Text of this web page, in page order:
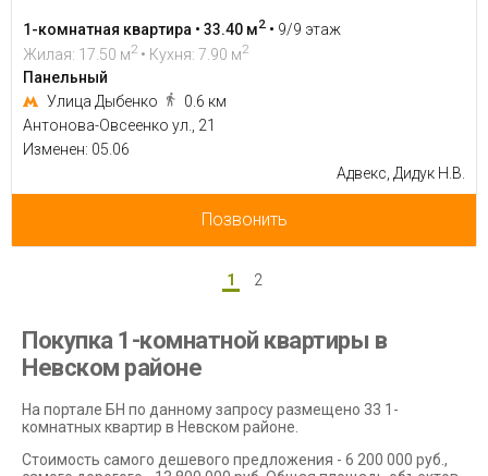
1-комнатная квартира • 33.40 м2 • 9/9 этаж
Жилая: 17.50 м2 • Кухня: 7.90 м2
Панельный
Улица Дыбенко
0.6 км
Антонова-Овсеенко ул., 21
Изменен: 05.06
Адвекс, Дидук Н.В.
Позвонить
1 2
Покупка 1-комнатной квартиры в
Невском районе
На портале БН по данному запросу размещено 33 1-
комнатных квартир в Невском районе.
Стоимость самого дешевого предложения - 6 200 000 руб.,